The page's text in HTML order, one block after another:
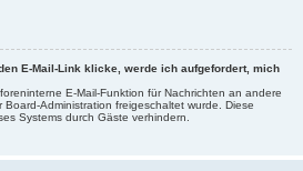
E-Mail-Link klicke, werde ich aufgefordert, mich
E-Mail-Funktion für Nachrichten an andere
Administration freigeschaltet wurde. Diese
Systems durch Gäste verhindern.